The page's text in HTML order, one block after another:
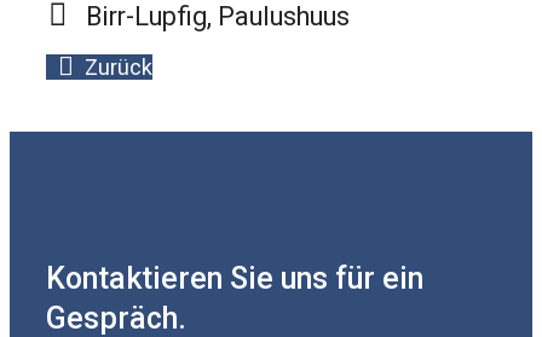
Birr-Lupfig, Paulushuus
Zurück
Kontaktieren Sie uns für ein
Gespräch.